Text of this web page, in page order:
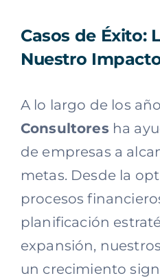
Casos de Éxito:
Nuestro
A lo largo de los
Consultores ha
de empresas a
metas. Desde la
procesos
planificación
expansión,
un crecimiento